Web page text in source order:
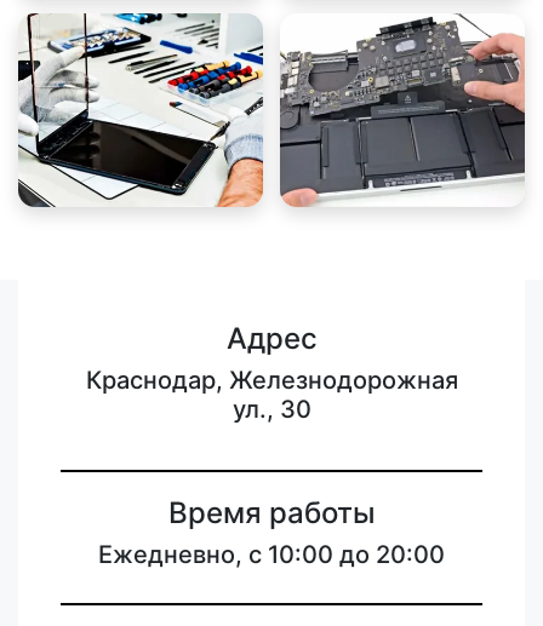
Адрес
Краснодар, Железнодорожная
ул., 30
Время работы
Ежедневно, с 10:00 до 20:00